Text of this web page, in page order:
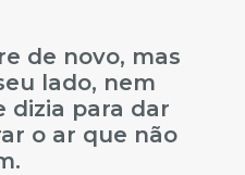
de novo, mas
lado, nem
dizia para dar
o ar que não